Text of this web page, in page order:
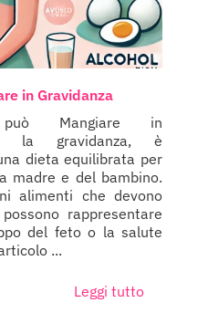
in Gravidanza
Mangiare in
la gravidanza, è
dieta equilibrata per
madre e del bambino.
alimenti che devono
rappresentare
del feto o la salute
...
Leggi tutto